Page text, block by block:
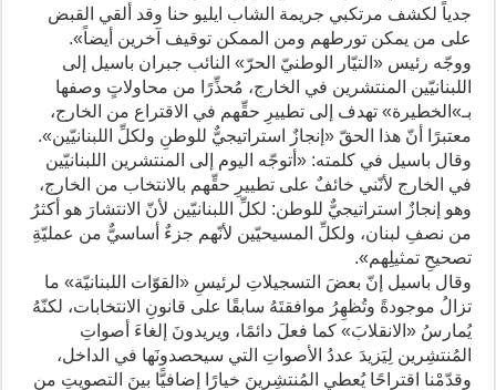
جدياً لكشف مرتكبي جريمة الشاب ايليو حنا وقد ألقي القبض
على من يمكن تورطهم ومن الممكن توقيف آخرين أيضاً».
ووجّه رئيس «التيّار الوطنيّ الحرّ» النائب جبران باسيل إلى
اللبنانيّين المنتشرين في الخارج، مُحذِّرًا من محاولاتٍ وصفها
بـ»الخطيرة» تهدف إلى تطييرِ حقِّهم في الاقتراع من الخارج،
معتبرًا أنّ هذا الحقّ «إنجازٌ استراتيجيٌّ للوطنِ ولكلِّ اللبنانيّين».
وقال باسيل في كلمته: «أتوجّه اليوم إلى المنتشرين اللبنانيّين
في الخارج لأنّني خائفٌ على تطييرِ حقِّهم بالانتخاب من الخارج،
وهو إنجازٌ استراتيجيٌّ للوطن: لكلِّ اللبنانيّين لأنّ الانتشارَ هو أكثرُ
من نصفِ لبنان، ولكلِّ المسيحيّين لأنّهم جزءٌ أساسيٌّ من عمليّةِ
تصحيحِ تمثيلِهم».
وقال باسيل إنّ بعضَ التسجيلاتِ لرئيسِ «القوّات اللبنانيّة» ما
تزالُ موجودةً وتُظهِرُ موافقتَهُ سابقًا على قانونِ الانتخابات، لكنّهُ
يُمارسُ «الانقلابَ» كما فعلَ دائمًا، ويريدونَ إلغاءَ أصواتِ
المُنتشِرين لِيَزيدَ عددُ الأصواتِ التي سيحصدونَها في الداخل،
وقدّمْنا اقتراحًا يُعطي المُنتشِرينَ خيارًا إضافيًّا بينَ التصويتِ من